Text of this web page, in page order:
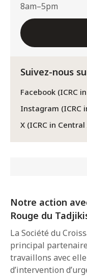
8am–5pm
Suivez-nous
Facebook (ICRC
Instagram (ICRC
X (ICRC in
Notre action
Rouge du
La Société du
principal
travaillons avec
d’intervention